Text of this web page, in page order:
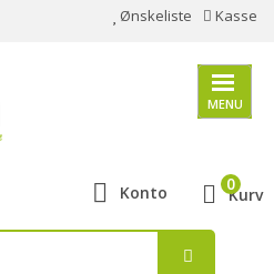
Ønskeliste Kasse
MENU
Konto Kurv
0